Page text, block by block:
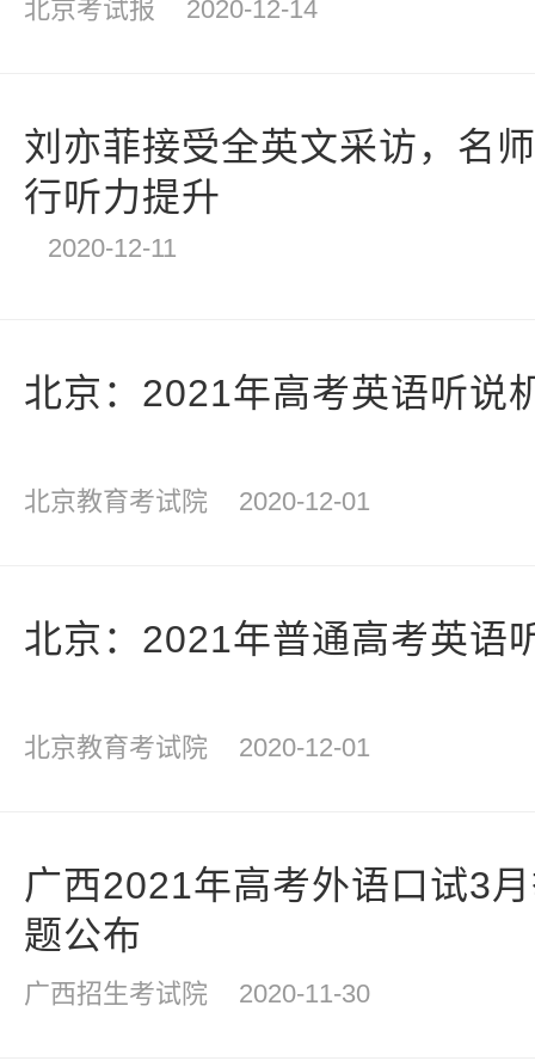
北京考试报 2020-12-14
刘亦菲接受全英文采访，名
行听力提升
2020-12-11
北京：2021年高考英语听说
北京教育考试院 2020-12-01
北京：2021年普通高考英语
北京教育考试院 2020-12-01
广西2021年高考外语口试3
题公布
广西招生考试院 2020-11-30